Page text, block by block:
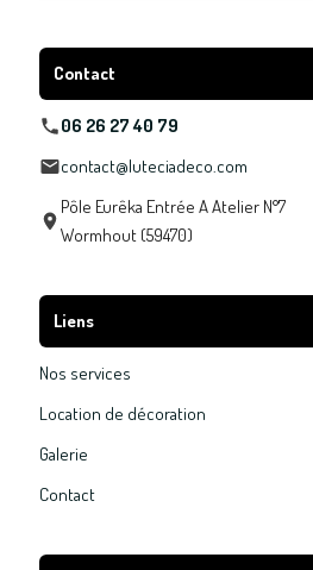
Contact
06 26 27 40 79
contact@luteciadeco.com
Pôle Eurêka Entrée A Atelier N°7
Wormhout (59470)
Liens
Nos services
Location de décoration
Galerie
Contact